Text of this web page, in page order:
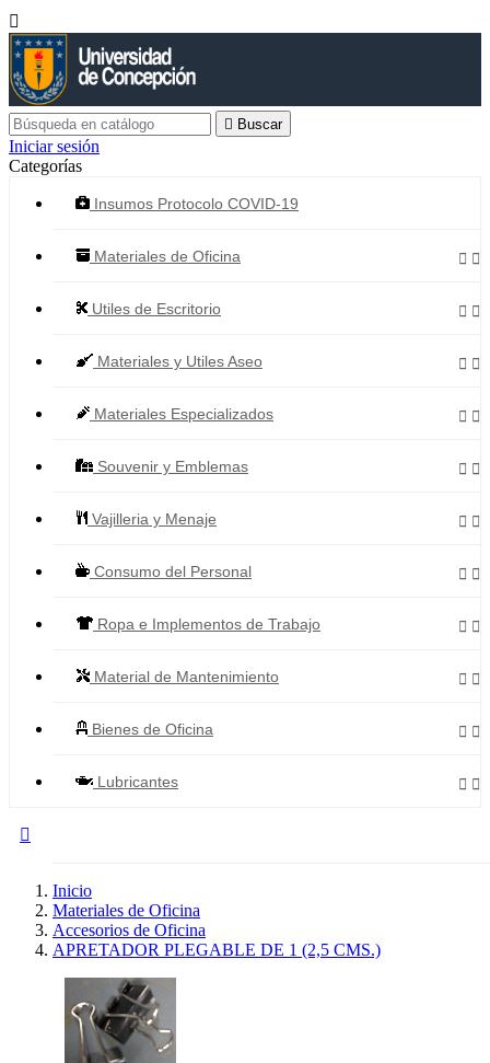

 Buscar
Iniciar sesión
Categorías
Insumos Protocolo COVID-19
Materiales de Oficina  
Utiles de Escritorio  
Materiales y Utiles Aseo  
Materiales Especializados  
Souvenir y Emblemas  
Vajilleria y Menaje  
Consumo del Personal  
Ropa e Implementos de Trabajo  
Material de Mantenimiento  
Bienes de Oficina  
Lubricantes  

Inicio
Materiales de Oficina
Accesorios de Oficina
APRETADOR PLEGABLE DE 1 (2,5 CMS.)